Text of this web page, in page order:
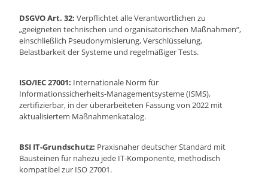
DSGVO Art. 32: Verpflichtet alle Verantwortlichen zu
„geeigneten technischen und organisatorischen Maßnahmen“,
einschließlich Pseudonymisierung, Verschlüsselung,
Belastbarkeit der Systeme und regelmäßiger Tests.
ISO/IEC 27001: Internationale Norm für
Informationssicherheits-Managementsysteme (ISMS),
zertifizierbar, in der überarbeiteten Fassung von 2022 mit
aktualisiertem Maßnahmenkatalog.
BSI IT-Grundschutz: Praxisnaher deutscher Standard mit
Bausteinen für nahezu jede IT-Komponente, methodisch
kompatibel zur ISO 27001.